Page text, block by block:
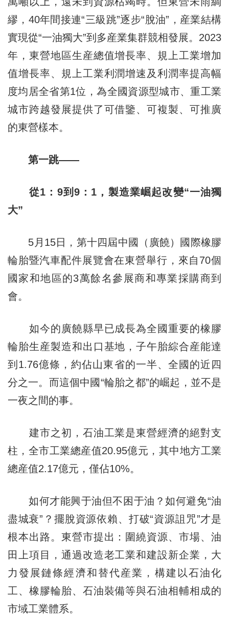
繆，40年間接連“三級跳”逐步“脫油”，産業結構
實現從“一油獨大”到多産業集群競相發展。2023
年，東營地區生産總值增長率、規上工業增加
值增長率、規上工業利潤增速及利潤率提高幅
度均居全省第1位，為全國資源型城市、重工業
城市跨越發展提供了可借鑒、可複製、可推廣
的東營樣本。
第一跳——
從1：9到9：1，製造業崛起改變“一油獨
大”
5月15日，第十四屆中國（廣饒）國際橡膠
輪胎暨汽車配件展覽會在東營舉行，來自70個
國家和地區的3萬餘名參展商和專業採購商到
會。
如今的廣饒縣早已成長為全國重要的橡膠
輪胎生産製造和出口基地，子午胎綜合産能達
到1.76億條，約佔山東省的一半、全國的近四
分之一。而這個中國“輪胎之都”的崛起，並不是
一夜之間的事。
建市之初，石油工業是東營經濟的絕對支
柱，全市工業總産值20.95億元，其中地方工業
總産值2.17億元，僅佔10%。
如何才能興于油但不困于油？如何避免“油
盡城衰”？擺脫資源依賴、打破“資源詛咒”才是
根本出路。東營市提出：圍繞資源、市場、油
田上項目，通過改造老工業和建設新企業，大
力發展鏈條經濟和替代産業，構建以石油化
工、橡膠輪胎、石油裝備等與石油相輔相成的
市域工業體系。